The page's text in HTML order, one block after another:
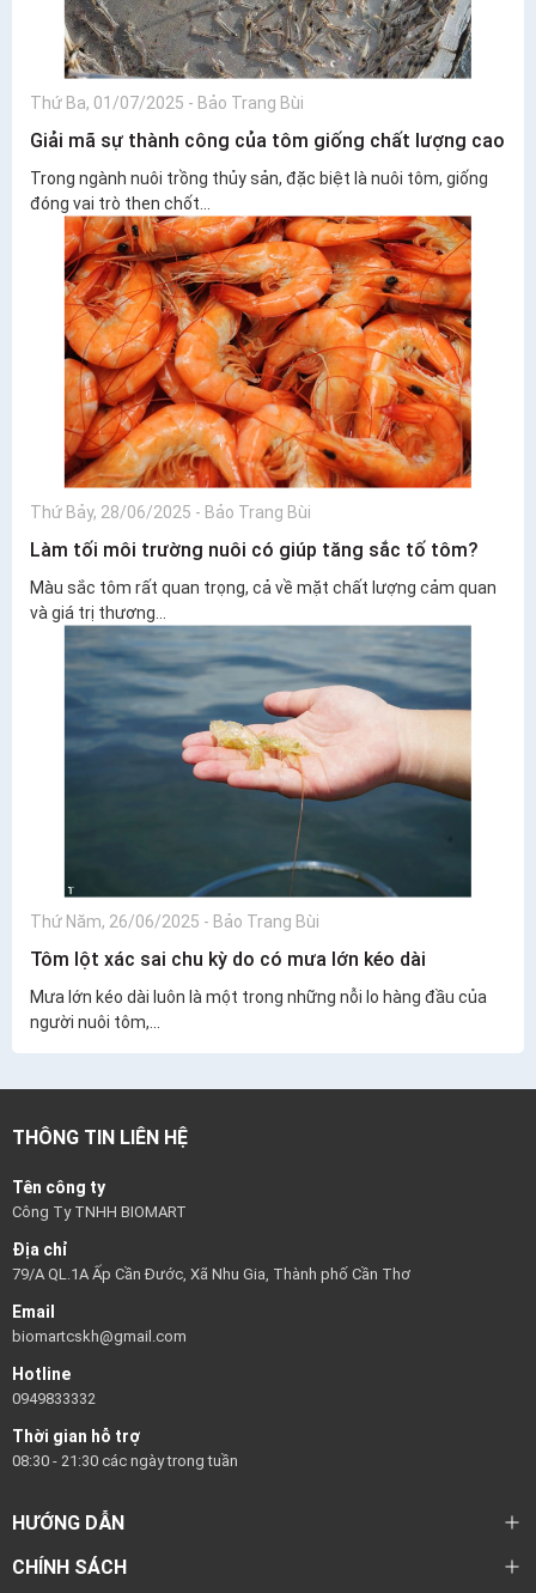
Thứ Ba, 01/07/2025 - Bảo Trang Bùi
Giải mã sự thành công của tôm giống chất lượng cao
Trong ngành nuôi trồng thủy sản, đặc biệt là nuôi tôm, giống
đóng vai trò then chốt...
Thứ Bảy, 28/06/2025 - Bảo Trang Bùi
Làm tối môi trường nuôi có giúp tăng sắc tố tôm?
Màu sắc tôm rất quan trọng, cả về mặt chất lượng cảm quan
và giá trị thương...
Thứ Năm, 26/06/2025 - Bảo Trang Bùi
Tôm lột xác sai chu kỳ do có mưa lớn kéo dài
Mưa lớn kéo dài luôn là một trong những nỗi lo hàng đầu của
người nuôi tôm,...
THÔNG TIN LIÊN HỆ
Tên công ty
Công Ty TNHH BIOMART
Địa chỉ
79/A QL.1A Ấp Cần Đước, Xã Nhu Gia, Thành phố Cần Thơ
Email
biomartcskh@gmail.com
Hotline
0949833332
Thời gian hỗ trợ
08:30 - 21:30 các ngày trong tuần
HƯỚNG DẪN
CHÍNH SÁCH